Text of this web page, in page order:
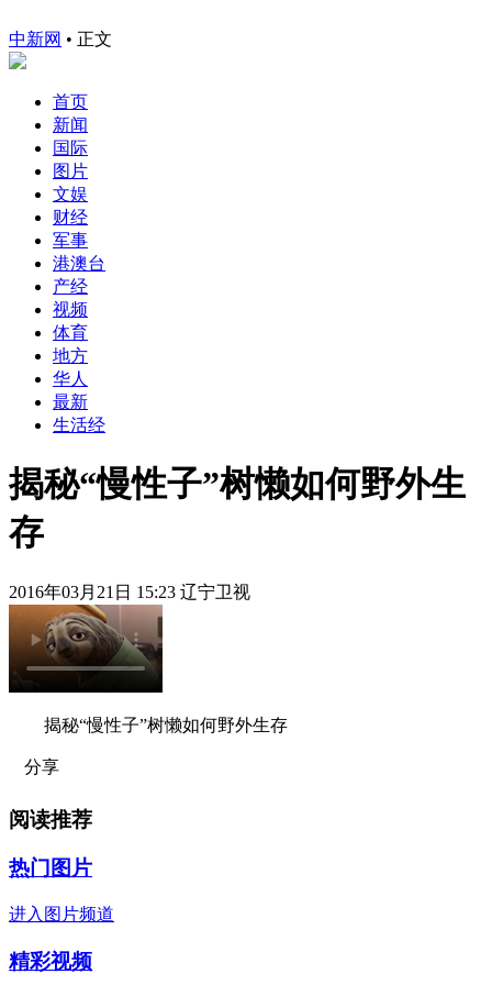
中新网 • 正文
首页
新闻
国际
图片
文娱
财经
军事
港澳台
产经
视频
体育
地方
华人
最新
生活经
揭秘“慢性子”树懒如何野外生
存
2016年03月21日 15:23 辽宁卫视
揭秘“慢性子”树懒如何野外生存
分享
阅读推荐
热门图片
进入图片频道
精彩视频